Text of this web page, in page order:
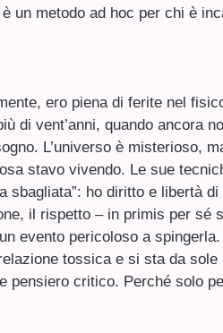
un metodo ad hoc per chi è
ero piena di ferite nel
di vent’anni, quando ancora
L’universo è misterioso,
stavo vivendo. Le sue
sbagliata”: ho diritto e libertà
il rispetto – in primis per sé
evento pericoloso a
tossica e si sta da sole
critico. Perché solo